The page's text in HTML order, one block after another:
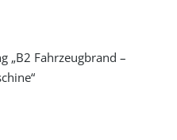
„B2 Fahrzeugbrand –